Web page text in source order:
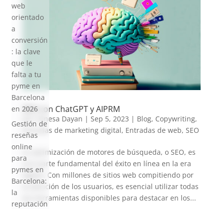
SEO con ChatGPT y AIPRM
Vanesa Dayan | Sep 5, 2023 | Blog, Copywriting,
Entradas de marketing digital, Entradas de web, SEO
La optimización de motores de búsqueda, o SEO, es
una parte fundamental del éxito en línea en la era
digital. Con millones de sitios web compitiendo por
la atención de los usuarios, es esencial utilizar todas
las herramientas disponibles para destacar en los...
web
orientado
a
conversión
: la clave
que le
falta a tu
pyme en
Barcelona
en 2026
Gestión de
reseñas
online
para
pymes en
Barcelona:
la
reputación